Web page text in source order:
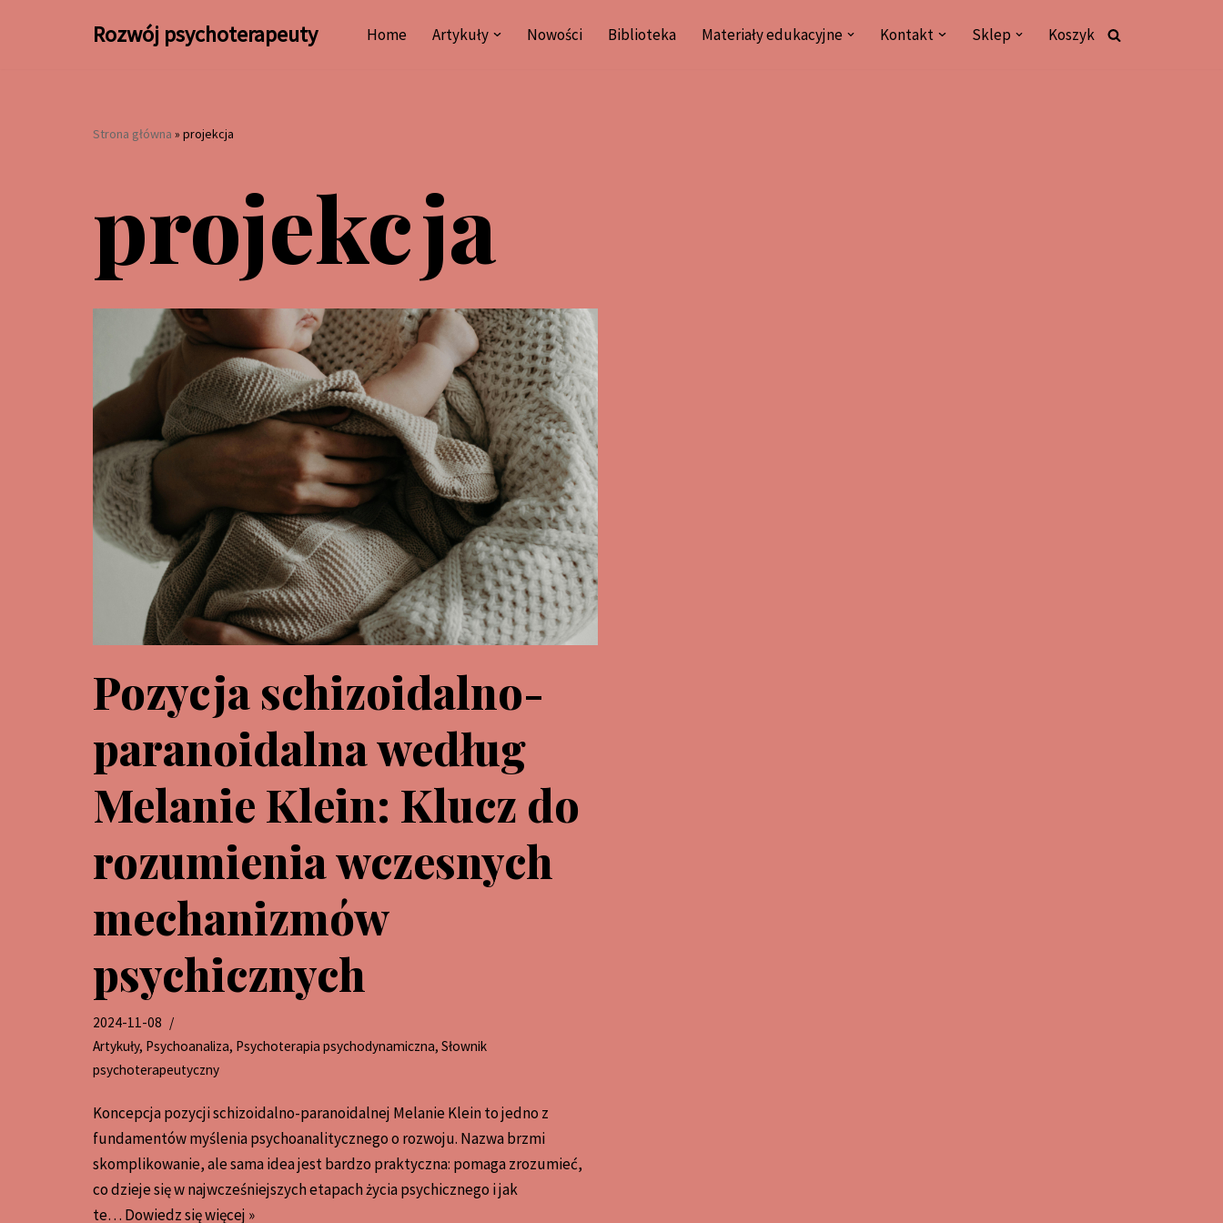
Rozwój psychoterapeuty Home Artykuły Nowości Biblioteka Materiały edukacyjne Kontakt Sklep Koszyk
Strona główna » projekcja
projekcja
Pozycja schizoidalno-
paranoidalna według
Melanie Klein: Klucz do
rozumienia wczesnych
mechanizmów
psychicznych
2024-11-08
Artykuły, Psychoanaliza, Psychoterapia psychodynamiczna, Słownik
psychoterapeutyczny
Koncepcja pozycji schizoidalno-paranoidalnej Melanie Klein to jedno z
fundamentów myślenia psychoanalitycznego o rozwoju. Nazwa brzmi
skomplikowanie, ale sama idea jest bardzo praktyczna: pomaga zrozumieć,
co dzieje się w najwcześniejszych etapach życia psychicznego i jak
te… Dowiedz się więcej »